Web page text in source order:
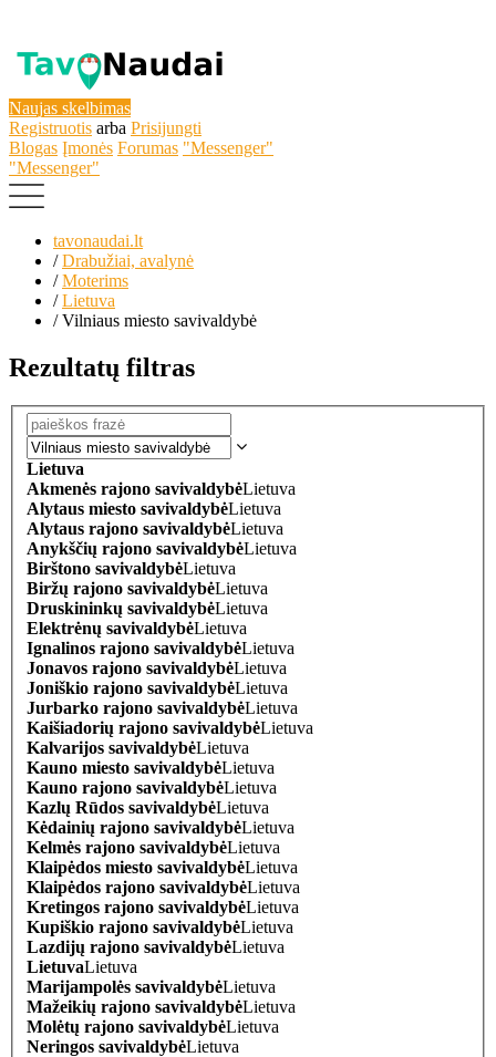
Naujas skelbimas
Registruotis arba Prisijungti
Blogas Įmonės Forumas "Messenger"
"Messenger"
tavonaudai.lt
/Drabužiai, avalynė
/Moterims
/Lietuva
/Vilniaus miesto savivaldybė
Rezultatų filtras
Lietuva
Akmenės rajono savivaldybėLietuva
Alytaus miesto savivaldybėLietuva
Alytaus rajono savivaldybėLietuva
Anykščių rajono savivaldybėLietuva
Birštono savivaldybėLietuva
Biržų rajono savivaldybėLietuva
Druskininkų savivaldybėLietuva
Elektrėnų savivaldybėLietuva
Ignalinos rajono savivaldybėLietuva
Jonavos rajono savivaldybėLietuva
Joniškio rajono savivaldybėLietuva
Jurbarko rajono savivaldybėLietuva
Kaišiadorių rajono savivaldybėLietuva
Kalvarijos savivaldybėLietuva
Kauno miesto savivaldybėLietuva
Kauno rajono savivaldybėLietuva
Kazlų Rūdos savivaldybėLietuva
Kėdainių rajono savivaldybėLietuva
Kelmės rajono savivaldybėLietuva
Klaipėdos miesto savivaldybėLietuva
Klaipėdos rajono savivaldybėLietuva
Kretingos rajono savivaldybėLietuva
Kupiškio rajono savivaldybėLietuva
Lazdijų rajono savivaldybėLietuva
LietuvaLietuva
Marijampolės savivaldybėLietuva
Mažeikių rajono savivaldybėLietuva
Molėtų rajono savivaldybėLietuva
Neringos savivaldybėLietuva